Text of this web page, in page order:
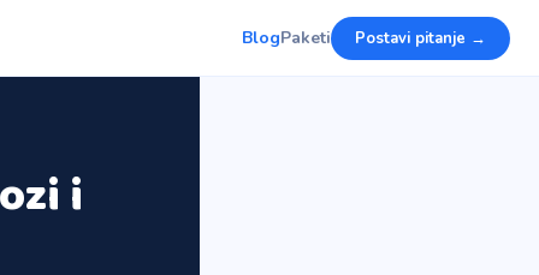
BlogPaketi Postavi pitanje →
i